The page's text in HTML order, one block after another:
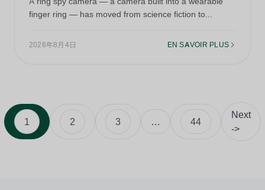
finger ring — has moved from science fiction to...
2026年8月4日 EN SAVOIR PLUS
1 2 3 … 44
Next
->